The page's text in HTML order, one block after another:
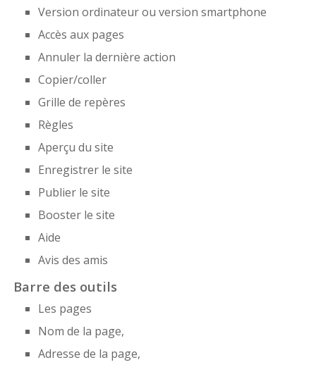
Version ordinateur ou version smartphone
Accès aux pages
Annuler la dernière action
Copier/coller
Grille de repères
Règles
Aperçu du site
Enregistrer le site
Publier le site
Booster le site
Aide
Avis des amis
Barre des outils
Les pages
Nom de la page,
Adresse de la page,